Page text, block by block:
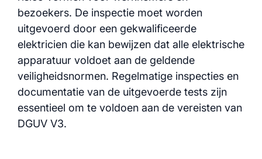
bezoekers. De inspectie moet worden
uitgevoerd door een gekwalificeerde
elektricien die kan bewijzen dat alle elektrische
apparatuur voldoet aan de geldende
veiligheidsnormen. Regelmatige inspecties en
documentatie van de uitgevoerde tests zijn
essentieel om te voldoen aan de vereisten van
DGUV V3.